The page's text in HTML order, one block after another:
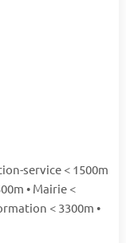
service < 1500m
• Mairie <
< 3300m •